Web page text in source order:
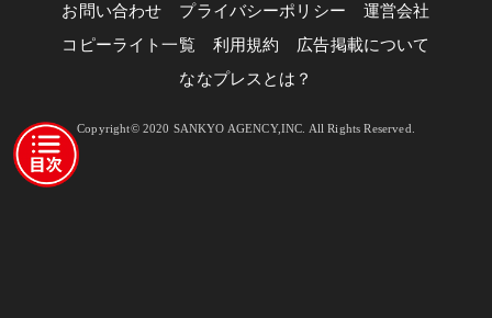
お問い合わせ プライバシーポリシー
運営会社
コピーライト一覧
利用規約
広告掲載について
ななプレスとは？
Copyright© 2020 SANKYO AGENCY,INC. All Rights Reserved.